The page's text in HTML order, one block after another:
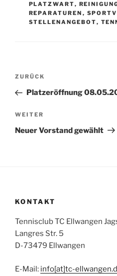
PLATZWART,
REPARATUREN ,
STELLENANGEBOT,
Beitragsnavigation
Vorheriger
Beitrag
ZURÜCK
Platzeröffnung
Nächster
Beitrag
WEITER
Neuer Vorstand gewählt
KONTAKT
Tennisclub TC Ellwangen
Langres Str. 5
D-73479 Ellwangen
E-Mail: info[at]tc-